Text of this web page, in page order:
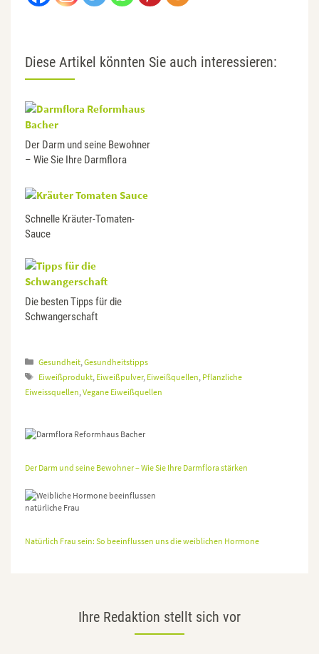
Diese Artikel könnten Sie auch interessieren:
Der Darm und seine Bewohner
– Wie Sie Ihre Darmflora
Schnelle Kräuter-Tomaten-
Sauce
Die besten Tipps für die
Schwangerschaft
Kategorien
Gesundheit ,Gesundheitstipps
Schlagwörter
Eiweißprodukt Eiweißpulver, Eiweißquellen Pflanzliche
Eiweissquellen Vegane Eiweißquellen
Der Darm und seine Bewohner – Wie Sie Ihre Darmflora stärken
Natürlich Frau sein: So beeinflussen uns die weiblichen Hormone
Ihre Redaktion stellt sich vor